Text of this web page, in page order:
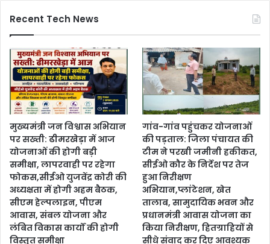
Recent Tech News
मुख्यमंत्री जन विश्वास अभियान
पर सख्ती: ढीमरखेड़ा में आज
योजनाओं की होगी बड़ी
समीक्षा, लापरवाही पर रहेगा
फोकस,सीईओ युजवेंद्र कोरी की
अध्यक्षता में होगी अहम बैठक,
सीएम हेल्पलाइन, पीएम
आवास, संबल योजना और
लंबित विकास कार्यों की होगी
विस्तृत समीक्षा
गांव-गांव पहुंचकर योजनाओं
की पड़ताल: जिला पंचायत की
टीम ने परखी जमीनी हकीकत,
सीईओ कौर के निर्देश पर तेज
हुआ निरीक्षण
अभियान,प्लांटेशन, खेत
तालाब, सामुदायिक भवन और
प्रधानमंत्री आवास योजना का
किया निरीक्षण, हितग्राहियों से
सीधे संवाद कर दिए आवश्यक